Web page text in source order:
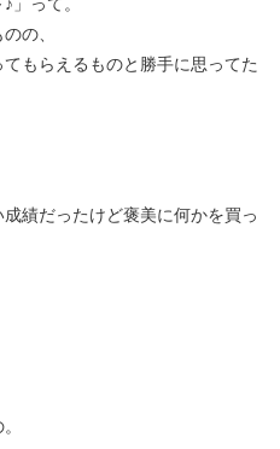
の、
もらえるものと勝手に思ってた
績だったけど褒美に何かを買っ